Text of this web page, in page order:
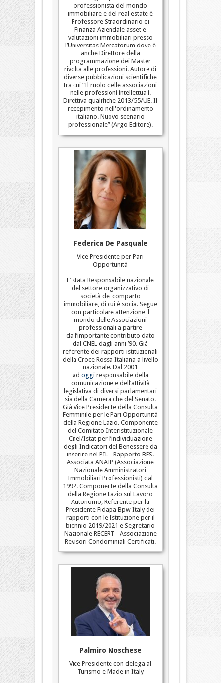
professionista del mondo
immobiliare e del real estate è
Professore Straordinario di
Finanza Aziendale asset e
valutazioni immobiliari presso
l’Universitas Mercatorum dove è
anche Direttore della
programmazione dei Master
rivolta alle professioni. Autore di
diverse pubblicazioni scientifiche
tra cui “Il ruolo delle associazioni
nelle professioni intellettuali.
Direttiva qualifiche 2013/55/UE. Il
recepimento nell'ordinamento
italiano. Nuovo scenario
professionale” (Argo Editore).
Federica De Pasquale
Vice Presidente per Pari
Opportunità
E’ stata Responsabile nazionale
del settore organizzativo di
società del comparto
immobiliare, di cui è socia. Segue
con particolare attenzione il
mondo delle Associazioni
professionali a partire
dall’importante contributo dato
dal CNEL dagli anni ’90. Già
referente dei rapporti istituzionali
della Croce Rossa Italiana a livello
nazionale. Dal 2001
ad oggi responsabile della
comunicazione e dell’attività
legislativa di diversi parlamentari
sia della Camera che del Senato.
Già Vice Presidente della Consulta
Femminile per le Pari Opportunità
della Regione Lazio. Componente
del Comitato Interistituzionale
Cnel/Istat per l’individuazione
degli Indicatori del Benessere da
inserire nel PIL - Rapporto BES.
Associata ANAIP (Associazione
Nazionale Amministratori
Immobiliari Professionisti) dal
1992. Componente della Consulta
della Regione Lazio sul Lavoro
Autonomo, Referente per la
Presidente Fidapa Bpw Italy dei
rapporti con le Istituzione per il
biennio 2019/2021 e Segretario
Nazionale RECERT - Associazione
Revisori Condominiali Certificati.
Palmiro Noschese
Vice Presidente con delega al
Turismo e Made in Italy